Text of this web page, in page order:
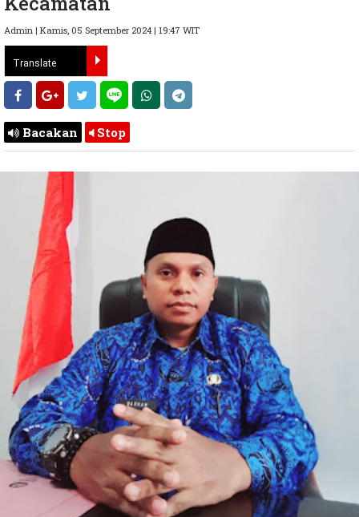
Admin | Kamis, 05 September 2024 | 19:47 WIT
Bacakan Stop